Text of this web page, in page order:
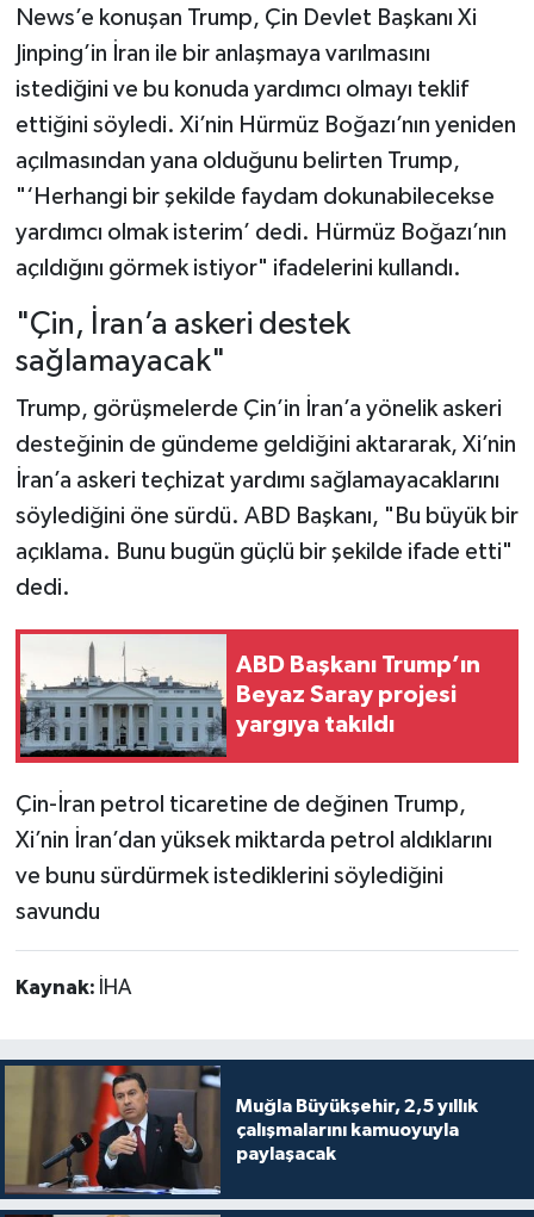
News’e konuşan Trump, Çin Devlet Başkanı Xi
Jinping’in İran ile bir anlaşmaya varılmasını
istediğini ve bu konuda yardımcı olmayı teklif
ettiğini söyledi. Xi’nin Hürmüz Boğazı’nın yeniden
açılmasından yana olduğunu belirten Trump,
"‘Herhangi bir şekilde faydam dokunabilecekse
yardımcı olmak isterim’ dedi. Hürmüz Boğazı’nın
açıldığını görmek istiyor" ifadelerini kullandı.
"Çin, İran’a askeri destek
sağlamayacak"
Trump, görüşmelerde Çin’in İran’a yönelik askeri
desteğinin de gündeme geldiğini aktararak, Xi’nin
İran’a askeri teçhizat yardımı sağlamayacaklarını
söylediğini öne sürdü. ABD Başkanı, "Bu büyük bir
açıklama. Bunu bugün güçlü bir şekilde ifade etti"
dedi.
ABD Başkanı Trump’ın
Beyaz Saray projesi
yargıya takıldı
Çin-İran petrol ticaretine de değinen Trump,
Xi’nin İran’dan yüksek miktarda petrol aldıklarını
ve bunu sürdürmek istediklerini söylediğini
savundu
Kaynak: İHA
Muğla Büyükşehir, 2,5 yıllık
çalışmalarını kamuoyuyla
paylaşacak